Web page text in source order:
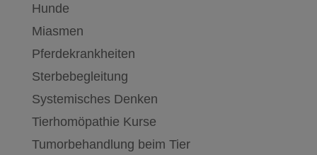
Hunde
Miasmen
Pferdekrankheiten
Sterbebegleitung
Systemisches Denken
Tierhomöpathie Kurse
Tumorbehandlung beim Tier